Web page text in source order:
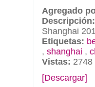
Agregado
Descripción:
Shanghai
Etiquetas:
, shanghai ,
Vistas: 2748
[Descargar]